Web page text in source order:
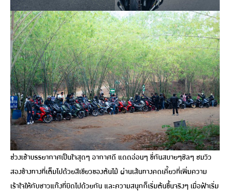
ช่วงเช้าบรรยากาศเป็นใจสุดๆ อากาศดี แดดอ่อนๆ ขี่กันสบายๆชิลๆ ชมวิว
สองข้างทางที่เต็มไปด้วยสีเขียวของต้นไม้ ผ่านเส้นทางคดเคี้ยวที่เพิ่มความ
เร้าใจให้กับชาวแก๊งที่บิดไปด้วยกัน และความสนุกก็เริ่มต้นขึ้นจริงๆ เมื่อฟ้าเริ่ม